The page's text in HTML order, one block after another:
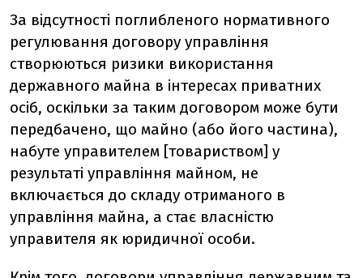
За відсутності поглибленого нормативного
регулювання договору управління
створюються ризики використання
державного майна в інтересах приватних
осіб, оскільки за таким договором може бути
передбачено, що майно (або його частина),
набуте управителем [товариством] у
результаті управління майном, не
включається до складу отриманого в
управління майна, а стає власністю
управителя як юридичної особи.